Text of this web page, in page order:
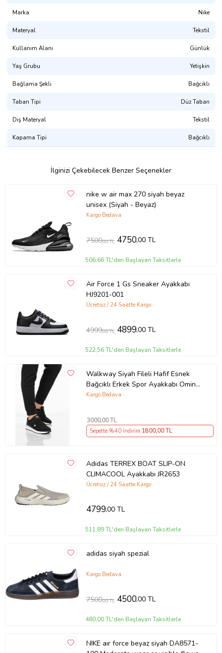
yastıklama sistemi
Ürün günlük kullanım için
tasarlanmıştır.
Dünyanın en büyük spor giyim
markaları arasında bulunan Nike,
kullanıcılarına keyifli ve konforlu
deneyimler sağlıyor.
kcm21845764
Marka Nike
Materyal Tekstil
Kullanım Alanı Günlük
Yaş Grubu Yetişkin
Bağlama Şekli Bağcıklı
Taban Tipi Düz Taban
Dış Materyal Tekstil
Kapama Tipi Bağcıklı
İlginizi Çekebilecek Benzer Seçenekler
nike w air max 270 siyah beyaz
unisex (Siyah - Beyaz)
Kargo Bedava
7500,00 TL 4750,00 TL
506,66 TL'den Başlayan Taksitlerle
Air Force 1 Gs Sneaker Ayakkabı
HJ9201-001
Ücretsiz / 24 Saatte Kargo
4999,00 TL 4899,00 TL
522,56 TL'den Başlayan Taksitlerle
Walkway Siyah Fileli Hafif Esnek
Bağcıklı Erkek Spor Ayakkabı Omina
M (Siyah - Beyaz)
Kargo Bedava
3000,00 TL
Sepette %40 İndirim 1800,00 TL
Adidas TERREX BOAT SLIP-ON
CLIMACOOL Ayakkabı JR2653
Ücretsiz / 24 Saatte Kargo
4799,00 TL
511,89 TL'den Başlayan Taksitlerle
adidas siyah spezial
Kargo Bedava
7500,00 TL 4500,00 TL
480,00 TL'den Başlayan Taksitlerle
NIKE aır force beyaz siyah DA8571-